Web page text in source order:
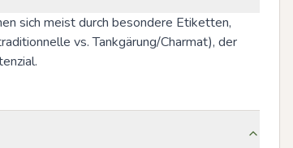
sich meist durch besondere Etiketten,
vs. Tankgärung/Charmat), der